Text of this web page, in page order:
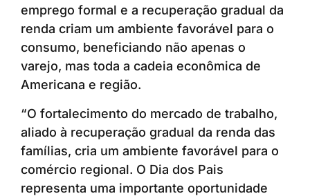
emprego formal e a recuperação gradual da
renda criam um ambiente favorável para o
consumo, beneficiando não apenas o
varejo, mas toda a cadeia econômica de
Americana e região.
“O fortalecimento do mercado de trabalho,
aliado à recuperação gradual da renda das
famílias, cria um ambiente favorável para o
comércio regional. O Dia dos Pais
representa uma importante oportunidade